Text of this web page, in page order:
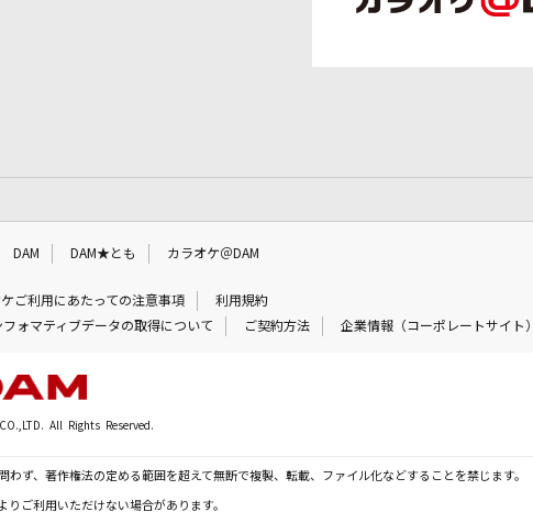
DAM DAM★とも カラオケ＠DAM
ご利用にあたっての注意事項
利用規約
フォマティブデータの取得について ご契約方法 企業情報（コーポレートサイト）
All Rights Reserved.
ず、著作権法の定める範囲を超えて無断で複製、転載、ファイル化などすることを禁じます。
ご利用いただけない場合があります。